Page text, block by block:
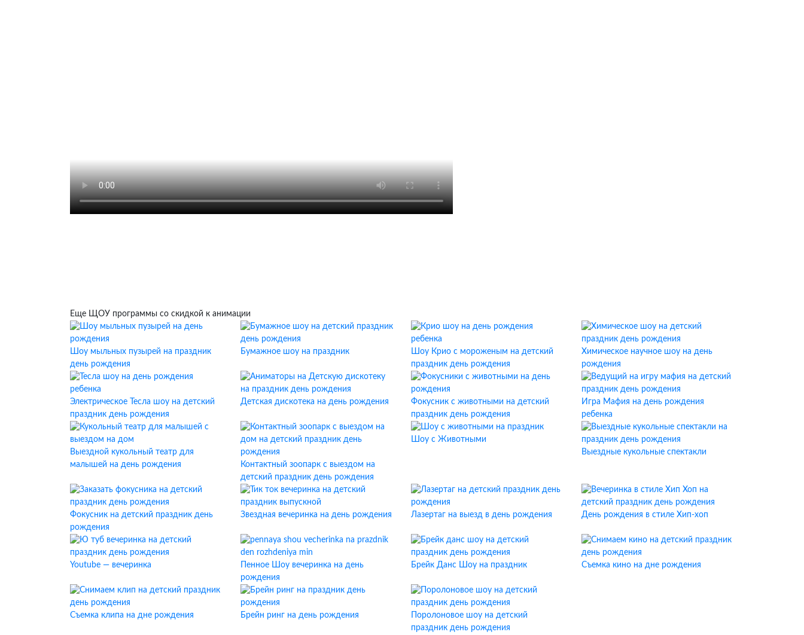
Еще ЩОУ программы со скидкой к анимации
Шоу мыльных пузырей на праздник
день рождения
Бумажное шоу на праздник
Шоу Крио с мороженым на детский
праздник день рождения
Химическое научное шоу на день
рождения
Электрическое Тесла шоу на детский
праздник день рождения
Детская дискотека на день рождения
Фокусник с животными на детский
праздник день рождения
Игра Мафия на день рождения
ребенка
Выездной кукольный театр для
малышей на день рождения
Контактный зоопарк с выездом на
детский праздник день рождения
Шоу с Животными
Выездные кукольные спектакли
Фокусник на детский праздник день
рождения
Звездная вечеринка на день рождения Лазертаг на выезд в день рождения День рождения в стиле Хип-хоп
Youtube — вечеринка
Пенное Шоу вечеринка на день
рождения
Брейк Данс Шоу на праздник Съемка кино на дне рождения
Съемка клипа на дне рождения Брейн ринг на день рождения
Поролоновое шоу на детский
праздник день рождения